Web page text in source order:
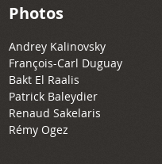
Photos
Andrey Kalinovsky
François-Carl Duguay
Bakt El Raalis
Patrick Baleydier
Renaud Sakelaris
Rémy Ogez